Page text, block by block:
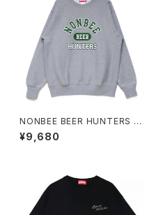
NONBEE BEER HUNTERS S
WEAT grey/green
¥9,680